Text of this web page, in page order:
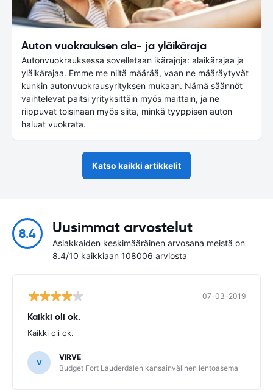
Auton vuokrauksen ala- ja yläikäraja
Autonvuokrauksessa sovelletaan ikärajoja: alaikärajaa ja
yläikärajaa. Emme me niitä määrää, vaan ne määräytyvät
kunkin autonvuokrausyrityksen mukaan. Nämä säännöt
vaihtelevat paitsi yrityksittäin myös maittain, ja ne
riippuvat toisinaan myös siitä, minkä tyyppisen auton
haluat vuokrata.
Katso kaikki artikkelit
8.4 Uusimmat arvostelut
Asiakkaiden keskimääräinen arvosana meistä on
8.4/10 kaikkiaan 108006 arviosta
07-03-2019
Kaikki oli ok.
Kaikki oli ok.
V
VIRVE
Budget Fort Lauderdalen kansainvälinen lentoasema